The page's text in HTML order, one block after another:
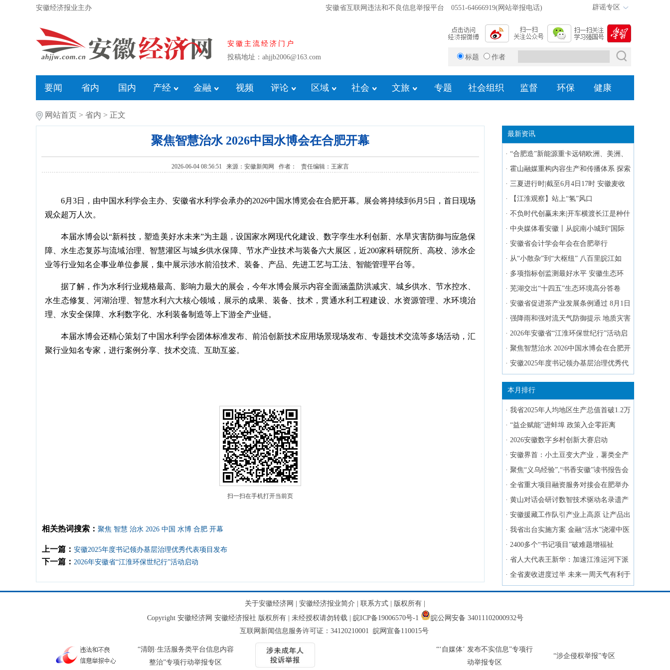
安徽经济报业主办 安徽省互联网违法和不良信息举报平台 0551-64666919(网站举报电话) 辟谣专区
安徽主流经济门户
投稿地址：ahjjb2006@163.com
标题 作者
要闻 省内 国内 产经 金融 视频 评论 区域 社会 文旅 专题 社会组织 监督 环保 健康
网站首页 > 省内 > 正文
聚焦智慧治水 2026中国水博会在合肥开幕
2026-06-04 08:56:51 来源：安徽新闻网 作者： 责任编辑：王家言
6月3日，由中国水利学会主办、安徽省水利学会承办的2026中国水博览会在合肥开幕。展会将持续到6月5日，首日现场
观众超万人次。
本届水博会以“新科技，塑造美好水未来”为主题，设国家水网现代化建设、数字孪生水利创新、水旱灾害防御与应急保
障、水生态复苏与流域治理、智慧灌区与城乡供水保障、节水产业技术与装备六大展区，近200家科研院所、高校、涉水企
业等行业知名企事业单位参展，集中展示涉水前沿技术、装备、产品、先进工艺与工法、智能管理平台等。
据了解，作为水利行业规格最高、影响力最大的展会，今年水博会展示内容全面涵盖防洪减灾、城乡供水、节水控水、
水生态修复、河湖治理、智慧水利六大核心领域，展示的成果、装备、技术，贯通水利工程建设、水资源管理、水环境治
理、水安全保障、水利数字化、水利装备制造等上下游全产业链。
本届水博会还精心策划了中国水利学会团体标准发布、前沿创新技术应用场景现场发布、专题技术交流等多场活动，汇
聚行业知名专家，进行案例分享、技术交流、互助互鉴。
扫一扫在手机打开当前页
相关热词搜索： 聚焦 智慧 治水 2026 中国 水博 合肥 开幕
上一篇： 安徽2025年度书记领办基层治理优秀代表项目发布
下一篇： 2026年安徽省“江淮环保世纪行”活动启动
最新资讯
· “合肥造”新能源重卡远销欧洲、美洲、
大洋洲
· 霍山融媒重构内容生产和传播体系 探索
市场化运营
· 三夏进行时|截至6月4日17时 安徽麦收
进度近九成
·
【江淮观察】站上“氢”风口
· 不负时代创赢未来|开车横渡长江是种什
么体验？
· 中央媒体看安徽丨从皖南小城到“国际
会客厅”
· 安徽省会计学会年会在合肥举行
· 从“小散杂”到“大枢纽” 八百里皖江如
何“向海而兴”？
· 多项指标创监测最好水平 安徽生态环
境“高分答卷”如何炼成？
· 芜湖交出“十四五”生态环境高分答卷
· 安徽省促进茶产业发展条例通过 8月1日
起施行
· 强降雨和强对流天气防御提示 地质灾害
黄色预警
· 2026年安徽省“江淮环保世纪行”活动启
动
· 聚焦智慧治水 2026中国水博会在合肥开
幕
· 安徽2025年度书记领办基层治理优秀代
本月排行
· 我省2025年人均地区生产总值首破1.2万
美元
· “益企赋能”进蚌埠 政策入企零距离
· 2026安徽数字乡村创新大赛启动
· 安徽界首：小土豆变大产业，薯类全产
业链“链”出乡村振兴新图景
· 聚焦“义乌经验”,“书香安徽”读书报告会
在合肥举办
· 全省重大项目融资服务对接会在肥举办
· 黄山对话会研讨数智技术驱动名录遗产
可持续发展
· 安徽援藏工作队引产业上高原 让产品出
雪域
· 我省出台实施方案 金融“活水”浇灌中医
药产业
· 2400多个“书记项目”破难题增福祉
· 省人大代表王新华：加速江淮运河下派
深水港规划建设
· 全省麦收进度过半 未来一周天气有利于
大规模抢收
关于安徽经济网
安徽经济报业简介 联系方式 版权所有
Copyright 安徽经济网 安徽经济报社 版权所有 | 未经授权请勿转载 | 皖ICP备19006570号-1
皖公网安备 34011102000932号
互联网新闻信息服务许可证：34120210001 皖网宣备110015号
“清朗·生活服务类平台信息内容
整治”专项行动举报专区
“‘自媒体’ 发布不实信息”专项行
动举报专区
“涉企侵权举报”专区